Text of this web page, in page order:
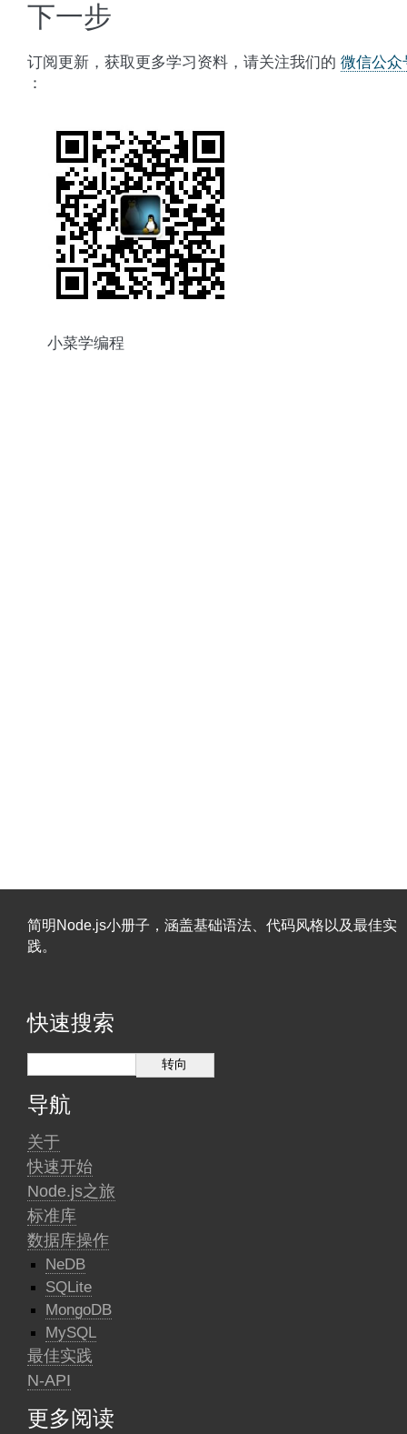
下一步
订阅更新，获取更多学习资料，请关注我们的 微信公众
：
小菜学编程
简明Node.js小册子，涵盖基础语法、代码风格以及最佳实
践。
快速搜索
导航
关于
快速开始
Node.js之旅
标准库
数据库操作
NeDB
SQLite
MongoDB
MySQL
最佳实践
N-API
更多阅读